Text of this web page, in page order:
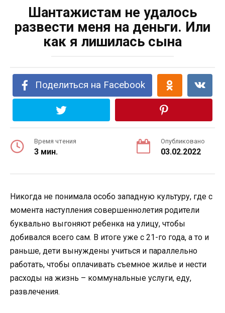
Шантажистам не удалось
развести меня на деньги. Или
как я лишилась сына
Поделиться на Facebook
Время чтения
3 мин.
Опубликовано
03.02.2022
Никогда не понимала особо западную культуру, где с
момента наступления совершеннолетия родители
буквально выгоняют ребенка на улицу, чтобы
добивался всего сам. В итоге уже с 21-го года, а то и
раньше, дети вынуждены учиться и параллельно
работать, чтобы оплачивать съемное жилье и нести
расходы на жизнь – коммунальные услуги, еду,
развлечения.